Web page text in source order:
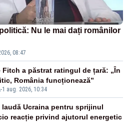
Nu le mai dați românilor
08:47
-1 aug. 2026, 10:34
Fitch a păstrat ratingul de țară: „În
România funcționează”
Ucraina pentru sprijinul
reacție privind ajutorul energetic